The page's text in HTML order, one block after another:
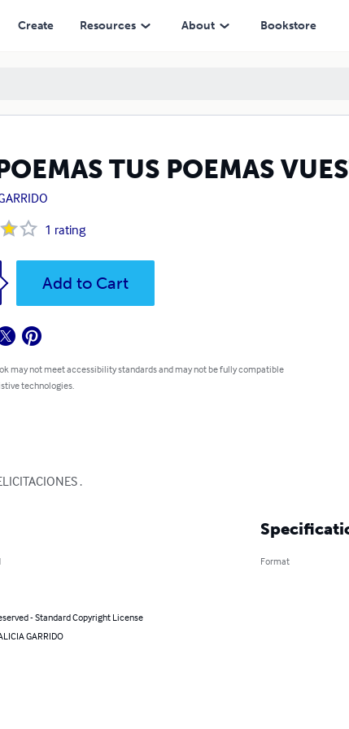
Create Resources About Bookstore
TUS POEMAS
1 rating
Add to Cart
may not meet accessibility standards and may not be fully compatible
technologies.
.
- Standard Copyright License
GARRIDO
Format